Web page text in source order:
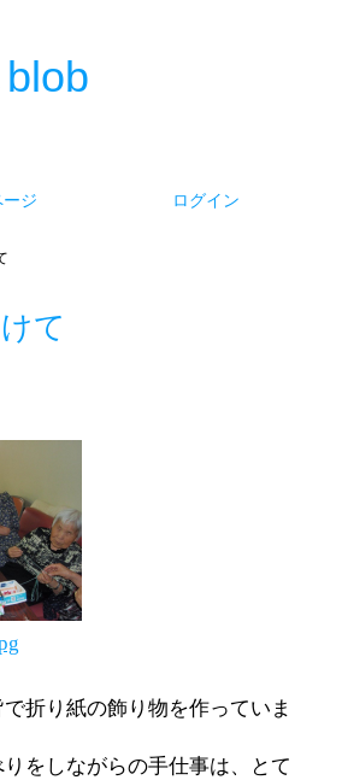
ージ ログイン
て
折り紙の飾り物を作っていま
をしながらの手仕事は、とて